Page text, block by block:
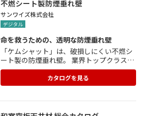
不燃シート製防煙垂れ壁
サンワイズ株式会社
デジタル
命を救うための、透明な防煙垂れ壁
「ケムシャット」は、破損しにくい不燃シ
ート製の防煙垂れ壁。 業界トップクラスの
高い透明度(透光率90%以上)に加え、帯電
防止機能を付与しているため、防煙垂れ壁
の落下・飛散による二次災害を防ぎます。
中の作業性が大幅に向上。 従来の網入りガ
ラスと比べ、重量が約1/10と軽量。 簡単施
カタログを見る